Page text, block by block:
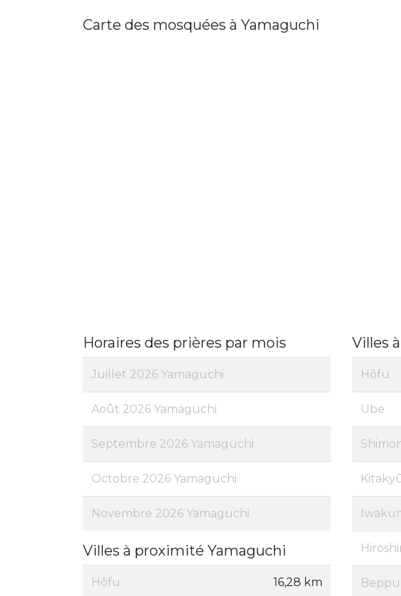
Carte des mosquées à Yamaguchi
Horaires des prières par mois
Juillet 2026 Yamaguchi
Août 2026 Yamaguchi
Septembre 2026 Yamaguchi
Octobre 2026 Yamaguchi
Novembre 2026 Yamaguchi
Villes à proximité Yamaguchi
Hōfu 16,28 km
Villes
Hōfu
Ube
Beppu